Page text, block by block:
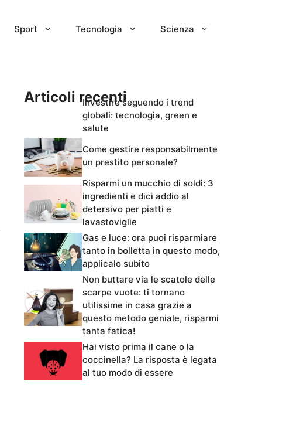
Sport Tecnologia Scienza
Articoli recentiInvestire seguendo i trend
globali: tecnologia, green e
salute
Come gestire responsabilmente
un prestito personale?
Risparmi un mucchio di soldi: 3
ingredienti e dici addio al
detersivo per piatti e
lavastoviglie
Gas e luce: ora puoi risparmiare
tanto in bolletta in questo modo,
applicalo subito
Non buttare via le scatole delle
scarpe vuote: ti tornano
utilissime in casa grazie a
questo metodo geniale, risparmi
tanta fatica!
Hai visto prima il cane o la
coccinella? La risposta è legata
al tuo modo di essere